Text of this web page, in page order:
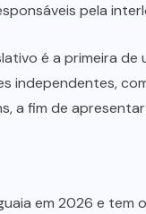
pela
é a primeira
independentes,
a fim de
em 2026 e tem